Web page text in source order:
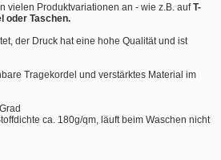
vielen Produktvariationen an - wie z.B. aufT-
oder Taschen.
der Druck hat eine hohe Qualität und ist
Tragekordel und verstärktes Material im
ca. 180g/qm, läuft beim Waschen nicht